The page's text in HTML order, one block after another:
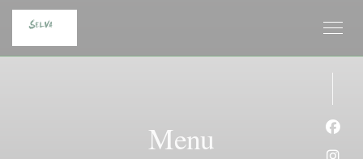
Panel pro správu cookies
Menu